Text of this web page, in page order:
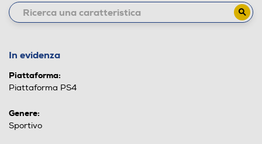
In evidenza
Piattaforma:
Piattaforma PS4
Genere:
Sportivo